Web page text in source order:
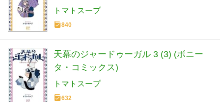
トマトスープ
840
天幕のジャードゥーガル 3 (3) (ボニー
タ・コミックス)
トマトスープ
632